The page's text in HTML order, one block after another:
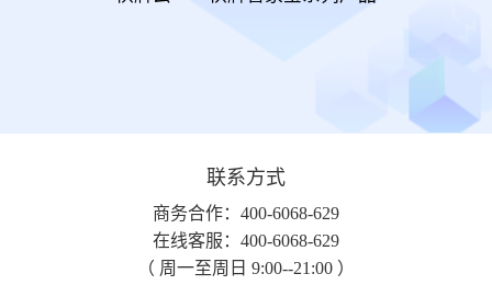
联系方式
商务合作：400-6068-629
在线客服：400-6068-629
（ 周一至周日 9:00--21:00 ）